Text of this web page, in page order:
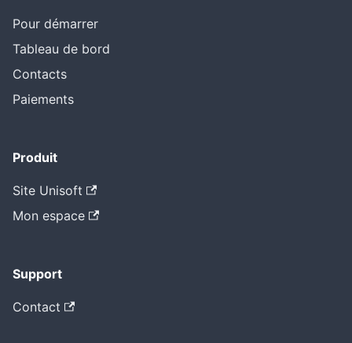
Pour démarrer
Tableau de bord
Contacts
Paiements
Produit
Site Unisoft
Mon espace
Support
Contact